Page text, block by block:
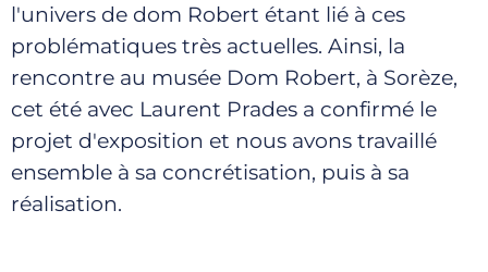
l'univers de dom Robert étant lié à ces
problématiques très actuelles. Ainsi, la
rencontre au musée Dom Robert, à Sorèze,
cet été avec Laurent Prades a confirmé le
projet d'exposition et nous avons travaillé
ensemble à sa concrétisation, puis à sa
réalisation.